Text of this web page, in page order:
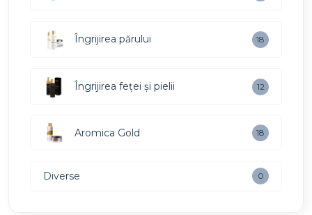
Îngrijirea părului 18
Îngrijirea feței și pielii 12
Aromica Gold 18
Diverse 0